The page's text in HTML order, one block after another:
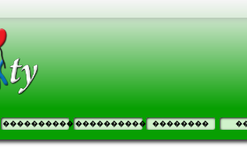
���������� ���������� ��������